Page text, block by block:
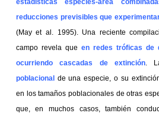
estadísticas especies-área
reducciones previsibles que
(May et al. 1995). Una reciente
campo revela que en redes tróficas de
ocurriendo cascadas de extinción.
poblacional de una especie, o su
en los tamaños poblacionales de otras
que, en muchos casos, también